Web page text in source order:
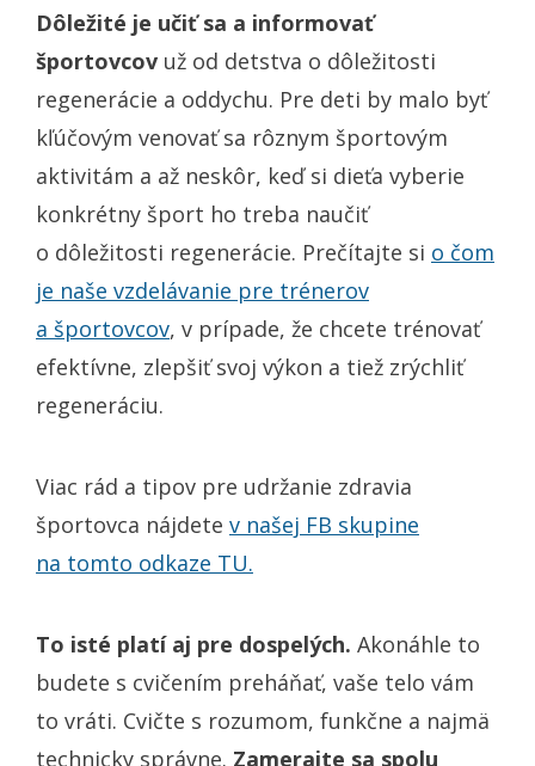
Dôležité je učiť sa a informovať
športovcov už od detstva o dôležitosti
regenerácie a oddychu. Pre deti by malo byť
kľúčovým venovať sa rôznym športovým
aktivitám a až neskôr, keď si dieťa vyberie
konkrétny šport ho treba naučiť
o dôležitosti regenerácie. Prečítajte si o čom
je naše vzdelávanie pre trénerov
a športovcov, v prípade, že chcete trénovať
efektívne, zlepšiť svoj výkon a tiež zrýchliť
regeneráciu.
Viac rád a tipov pre udržanie zdravia
športovca nájdete v našej FB skupine
na tomto odkaze TU.
To isté platí aj pre dospelých. Akonáhle to
budete s cvičením preháňať, vaše telo vám
to vráti. Cvičte s rozumom, funkčne a najmä
technicky správne. Zamerajte sa spolu